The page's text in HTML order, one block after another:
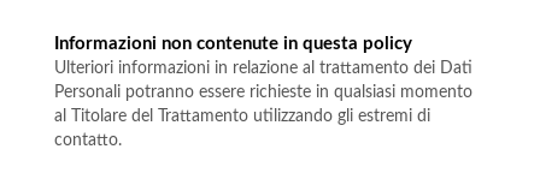
Informazioni non contenute in questa policy
Ulteriori informazioni in relazione al trattamento dei Dati
Personali potranno essere richieste in qualsiasi momento
al Titolare del Trattamento utilizzando gli estremi di
contatto.